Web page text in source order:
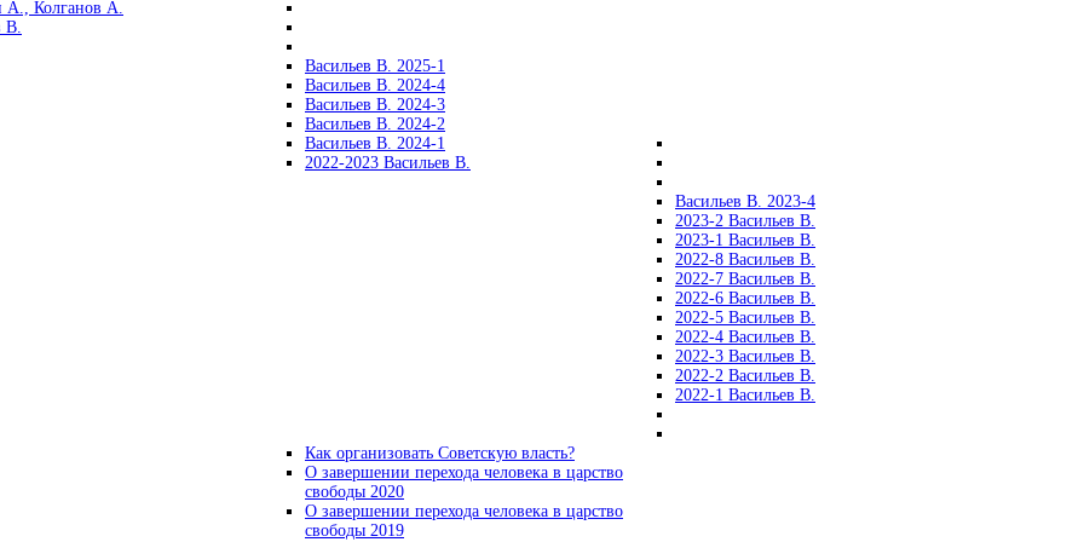
А., Колганов А.
В.
Васильев В. 2025-1
Васильев В. 2024-4
Васильев В. 2024-3
Васильев В. 2024-2
Васильев В. 2024-1
2022-2023 Васильев В.
Васильев В. 2023-4
2023-2 Васильев В.
2023-1 Васильев В.
2022-8 Васильев В.
2022-7 Васильев В.
2022-6 Васильев В.
2022-5 Васильев В.
2022-4 Васильев В.
2022-3 Васильев В.
2022-2 Васильев В.
2022-1 Васильев В.
Как организовать Советскую власть?
О завершении перехода человека в царство
свободы 2020
О завершении перехода человека в царство
свободы 2019